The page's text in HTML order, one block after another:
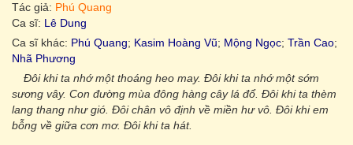
Tác giả: Phú Quang
Ca sĩ: Lê Dung
Ca sĩ khác: Phú Quang; Kasim Hoàng Vũ; Mộng Ngọc; Trần Cao;
Nhã Phương
Đôi khi ta nhớ một thoáng heo may. Đôi khi ta nhớ một sớm
sương vây. Con đường mùa đông hàng cây lá đổ. Đôi khi ta thèm
lang thang như gió. Đôi chân vô định về miền hư vô. Đôi khi em
bỗng về giữa cơn mơ. Đôi khi ta hát.